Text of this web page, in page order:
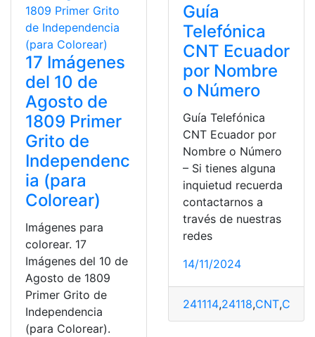
17 Imágenes
del 10 de
Agosto de
1809 Primer
Grito de
Independenc
ia (para
Colorear)
Imágenes para
colorear. 17
Imágenes del 10 de
Agosto de 1809
Primer Grito de
Independencia
(para Colorear).
Guía
Telefónica
CNT Ecuador
por Nombre
o Número
Guía Telefónica
CNT Ecuador por
Nombre o Número
– Si tienes alguna
inquietud recuerda
contactarnos a
través de nuestras
redes
14/11/2024
241114,24118,CNT,